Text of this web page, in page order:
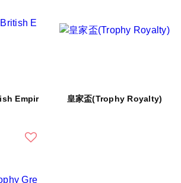
Empir
皇家盃(Trophy Royalty)